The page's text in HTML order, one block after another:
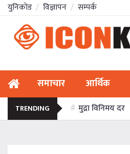
युनिकाेड विज्ञापन सम्पर्क
समाचार आर्थिक
TRENDING मुद्रा विनिमय दर